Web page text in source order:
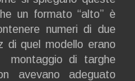
un formato “alto” è
numeri di due
quel modello erano
montaggio di targhe
avevano adeguato